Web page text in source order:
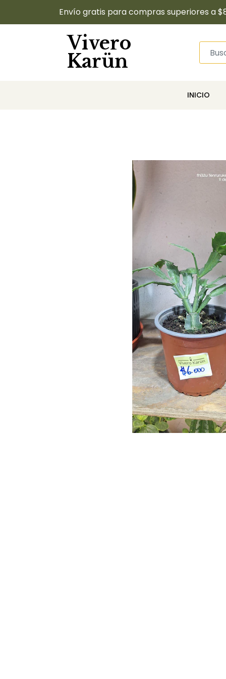
Envío gratis para compras superiores a
Vivero
Karün
INICIO